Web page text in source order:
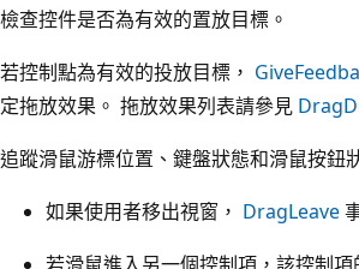
檢查控件是否為有效的置放目標。
若控制點為有效的投放目標，
定拖放效果。 拖放效果列表請參見
追蹤滑鼠游標位置、鍵盤狀態和滑鼠按鈕
如果使用者移出視窗， DragLeave
若滑鼠進入另一個控制項，該控制項